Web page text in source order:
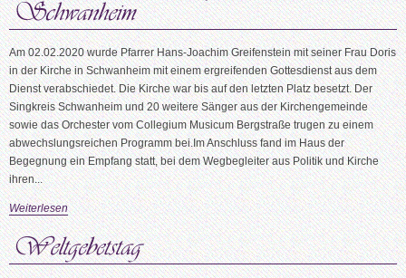
Am 02.02.2020 wurde Pfarrer Hans-Joachim Greifenstein mit seiner Frau Doris
in der Kirche in Schwanheim mit einem ergreifenden Gottesdienst aus dem
Dienst verabschiedet. Die Kirche war bis auf den letzten Platz besetzt. Der
Singkreis Schwanheim und 20 weitere Sänger aus der Kirchengemeinde
sowie das Orchester vom Collegium Musicum Bergstraße trugen zu einem
abwechslungsreichen Programm bei.Im Anschluss fand im Haus der
Begegnung ein Empfang statt, bei dem Wegbegleiter aus Politik und Kirche
ihren...
Weiterlesen